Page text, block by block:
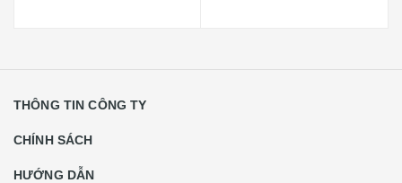
THÔNG TIN CÔNG TY
CHÍNH SÁCH
HƯỚNG DẪN